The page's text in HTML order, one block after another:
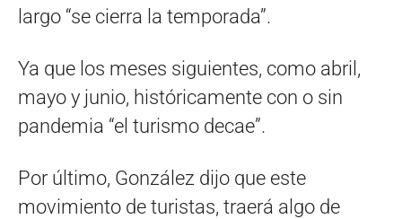
largo “se cierra la temporada”.
Ya que los meses siguientes, como abril,
mayo y junio, históricamente con o sin
pandemia “el turismo decae”.
Por último, González dijo que este
movimiento de turistas, traerá algo de